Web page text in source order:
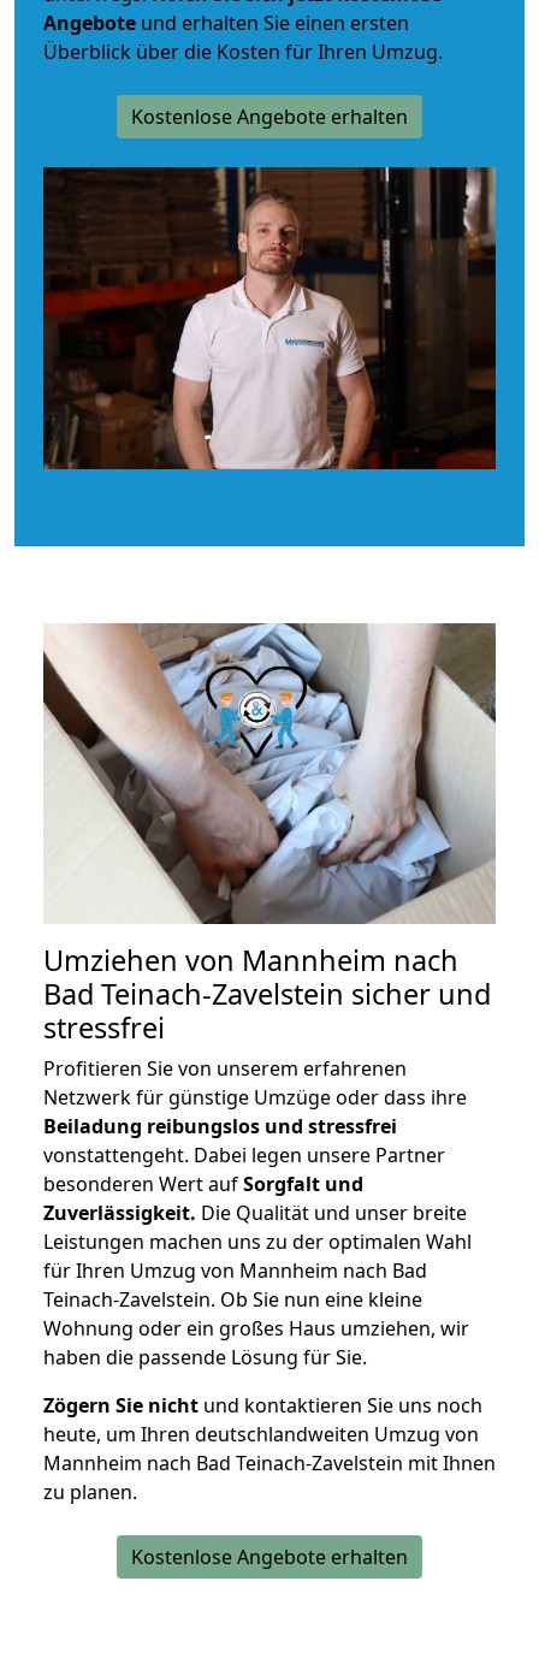
Angebote und erhalten Sie einen ersten
Überblick über die Kosten für Ihren Umzug.
Kostenlose Angebote erhalten
Umziehen von Mannheim nach
Bad Teinach-Zavelstein sicher und
stressfrei
Profitieren Sie von unserem erfahrenen
Netzwerk für günstige Umzüge oder dass ihre
Beiladung reibungslos und stressfrei
vonstattengeht. Dabei legen unsere Partner
besonderen Wert aufSorgfalt und
Zuverlässigkeit. Die Qualität und unser breite
Leistungen machen uns zu der optimalen Wahl
für Ihren Umzug von Mannheim nach Bad
Teinach-Zavelstein. Ob Sie nun eine kleine
Wohnung oder ein großes Haus umziehen, wir
haben die passende Lösung für Sie.
Zögern Sie nicht und kontaktieren Sie uns noch
heute, um Ihren deutschlandweiten Umzug von
Mannheim nach Bad Teinach-Zavelstein mit Ihnen
zu planen.
Kostenlose Angebote erhalten